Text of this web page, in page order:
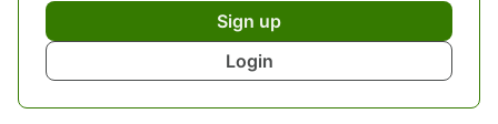
Sign up
Login